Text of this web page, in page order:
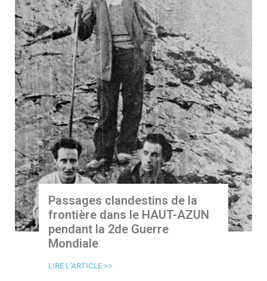
Passages clandestins de la
frontière dans le HAUT-AZUN
pendant la 2de Guerre
Mondiale
LIRE L'ARTICLE >>